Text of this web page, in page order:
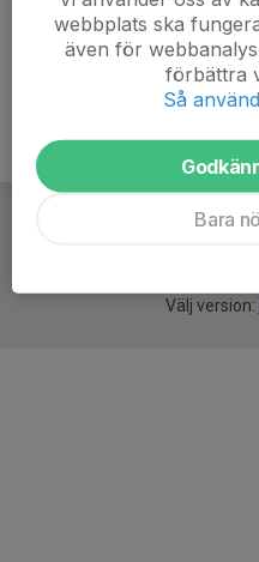
Välj version:
webbplats ska
även för
förbättra
Så
Bara